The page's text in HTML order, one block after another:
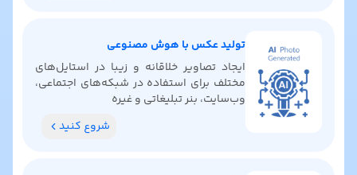
تولید عکس با هوش مصنوعی
ایجاد تصاویر خلاقانه و زیبا در استایل‌های
مختلف برای استفاده در شبکه‌های اجتماعی،
وب‌سایت، بنر تبلیغاتی و غیره
شروع کنید